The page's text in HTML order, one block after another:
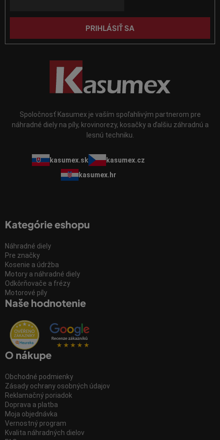
ý
p
i
Spoločnosť Kasumex je vaším spoľahlivým partnerom pre
náhradné diely na píly, krovinorezy, kosačky a ďalšiu záhradnú a
lesnú techniku.
kasumex.sk
kasumex.cz
kasumex.hr
Kategórie eshopu
Náhradné diely
Pre značky
Kosenie a údržba
Motory a náhradné diely
Odkôrňovače a frézy
Motorové píly
Naše hodnotenie
O nákupe
Obchodné podmienky
Zásady ochrany osobných údajov
Reklamačný poriadok
Doprava a platba
Moja objednávka
Vernostný program
Kvalita náhradných dielov
PRIHLÁSIŤ SA